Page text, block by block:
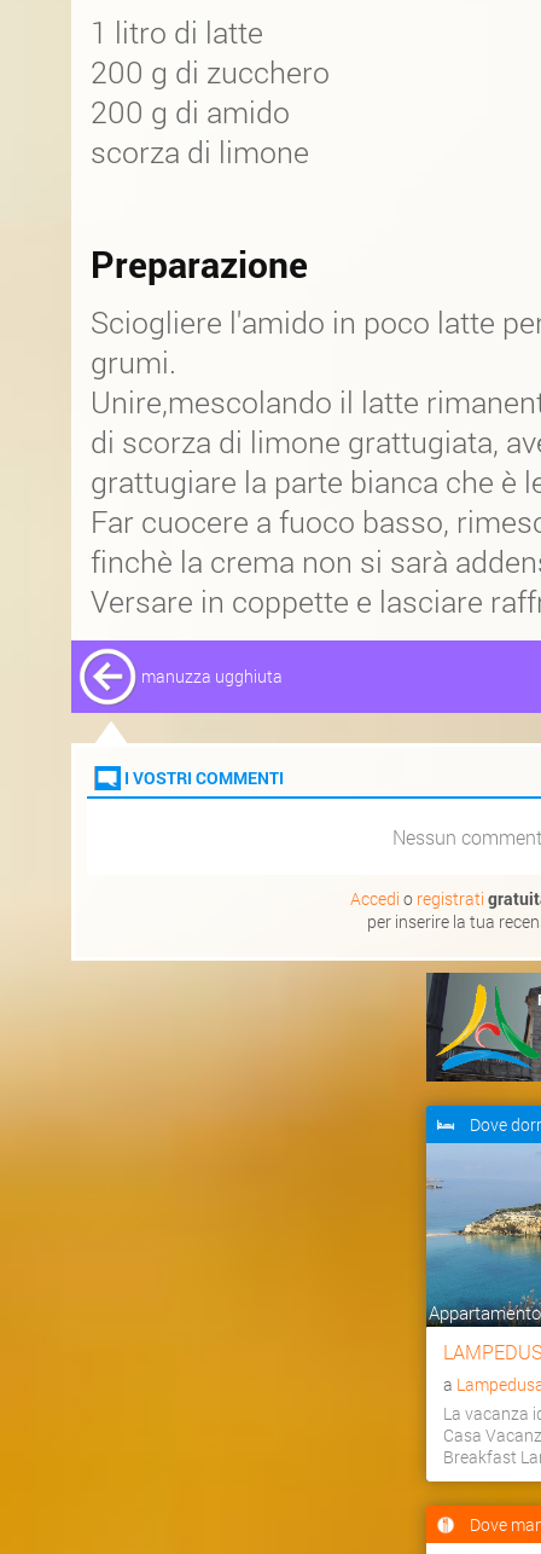
1 litro di latte
200 g di zucchero
200 g di amido
scorza di limone
Preparazione
Sciogliere l'amido in poco latte
grumi.
Unire,mescolando il latte
di scorza di limone grattugiata,
grattugiare la parte bianca che è
Far cuocere a fuoco basso,
finchè la crema non si sarà
Versare in coppette e lasciare
manuzza ugghiuta
I VOSTRI COMMENTI
Nessun
Accedi o registrati
per inserire la tua
Dove
a
La vacanza
Casa
Breakfast
Dove